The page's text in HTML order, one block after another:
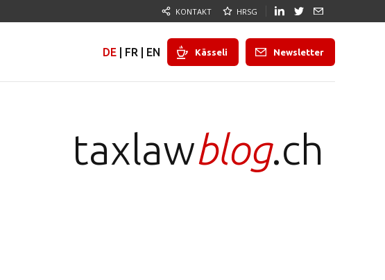
KONTAKT HRSG
DE FR EN Kässeli Newsletter
taxlawblog.ch